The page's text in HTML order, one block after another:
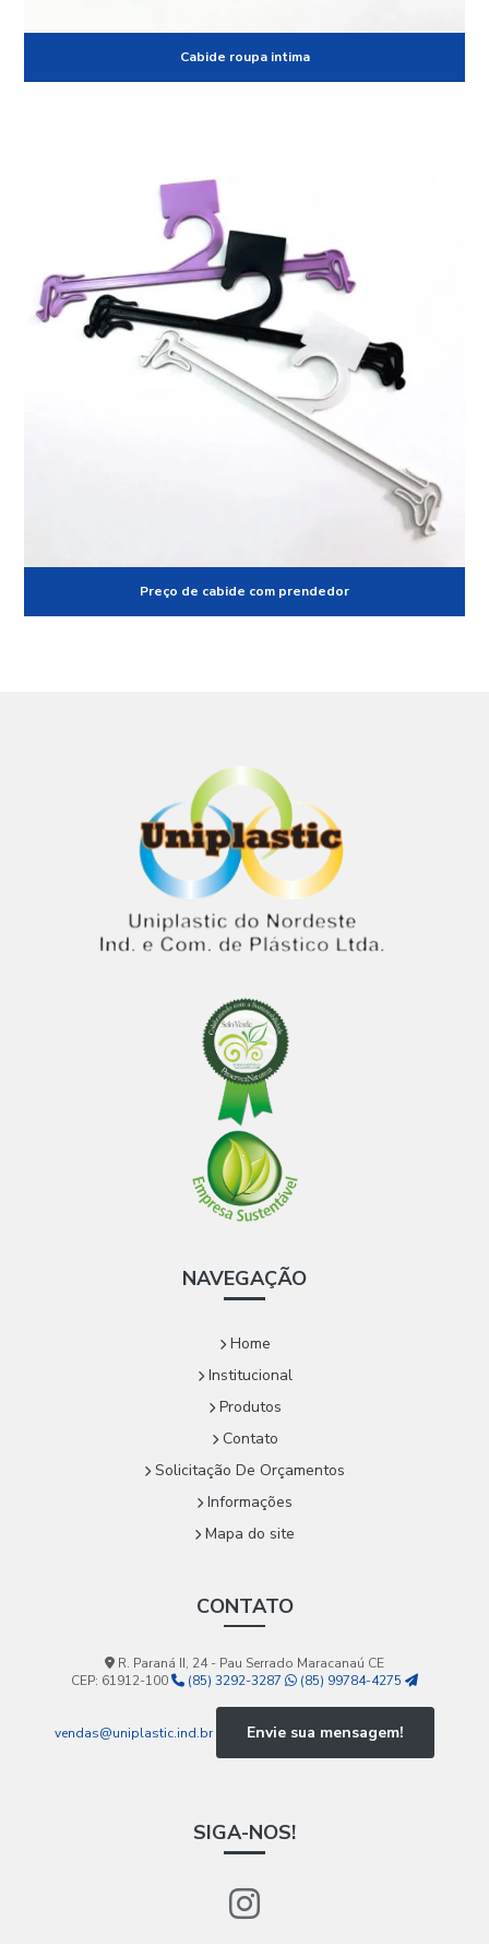
Cabide roupa intima
Preço de cabide com prendedor
NAVEGAÇÃO
Home
Institucional
Produtos
Contato
Solicitação De Orçamentos
Informações
Mapa do site
CONTATO
R. Paraná II, 24 - Pau Serrado Maracanaú CE
CEP: 61912-100
(85) 3292-3287 (85) 99784-4275
vendas@uniplastic.ind.br Envie sua mensagem!
SIGA-NOS!